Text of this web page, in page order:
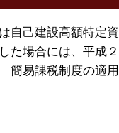
自己建設高額特定
た場合には、平成
簡易課税制度の適